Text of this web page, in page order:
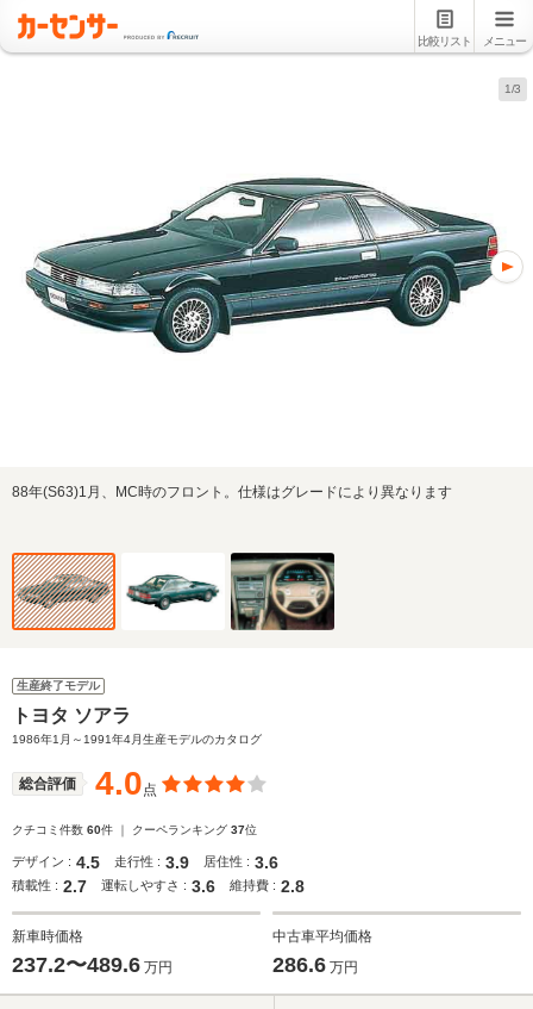
比較リスト メニュー
1/3
88年(S63)1月、MC時のフロント。仕様はグレードにより異なります
生産終了モデル
トヨタ ソアラ
1986年1月～1991年4月生産モデルのカタログ
総合評価 4.0点
クチコミ件数 60件 ｜ クーペランキング 37位
デザイン : 4.5 走行性 : 3.9 居住性 : 3.6
積載性 : 2.7 運転しやすさ : 3.6 維持費 : 2.8
新車時価格
237.2〜489.6 万円
中古車平均価格
286.6 万円